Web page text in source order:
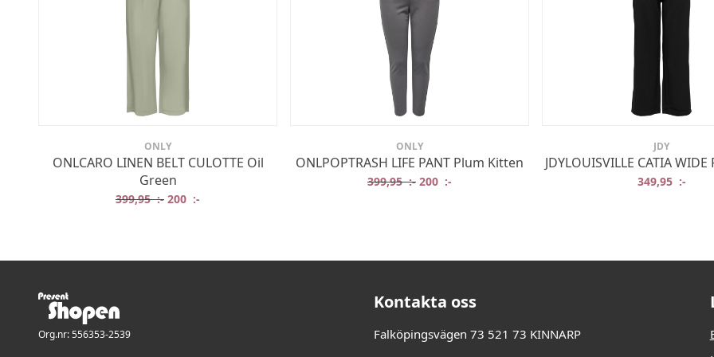
ONLY
ONLCARO LINEN BELT CULOTTE Oil
Green
399,95:- Det ursprungliga priset var: 399,95 :-.
200 :-
ONLY
ONLPOPTRASH LIFE PANT Plum Kitten
399,95:- Det ursprungliga priset var: 399,95 :-.
200 :-
JDY
JDYLOUISVILLE CATIA WIDE
349,95 :-
Org.nr: 556353-2539
Kontakta oss
Falköpingsvägen 73 521 73 KINNARP